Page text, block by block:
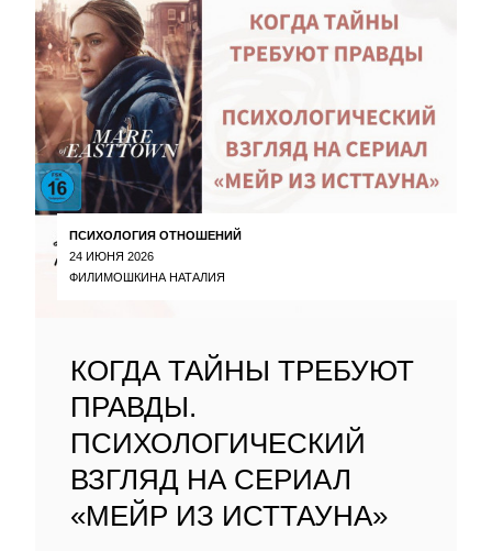
ПСИХОЛОГИЯ ОТНОШЕНИЙ
24 ИЮНЯ 2026
ФИЛИМОШКИНА НАТАЛИЯ
КОГДА ТАЙНЫ ТРЕБУЮТ
ПРАВДЫ.
ПСИХОЛОГИЧЕСКИЙ
ВЗГЛЯД НА СЕРИАЛ
«МЕЙР ИЗ ИСТТАУНА»